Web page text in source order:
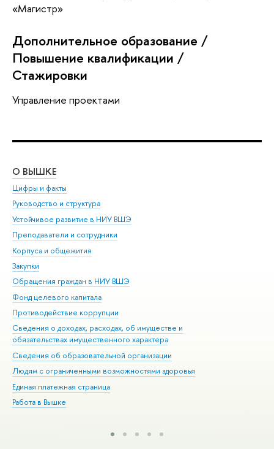
«Магистр»
Дополнительное образование /
Повышение квалификации /
Стажировки
Управление проектами
О ВЫШКЕ
Цифры и факты
Руководство и структура
Устойчивое развитие в НИУ ВШЭ
Преподаватели и сотрудники
Корпуса и общежития
Закупки
Обращения граждан в НИУ ВШЭ
Фонд целевого капитала
Противодействие коррупции
Сведения о доходах, расходах, об имуществе и
обязательствах имущественного характера
Сведения об образовательной организации
Людям с ограниченными возможностями здоровья
Единая платежная страница
Работа в Вышке